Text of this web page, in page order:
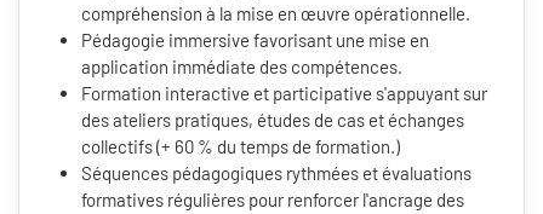
compréhension à la mise en œuvre opérationnelle.
Pédagogie immersive favorisant une mise en
application immédiate des compétences.
Formation interactive et participative s'appuyant sur
des ateliers pratiques, études de cas et échanges
collectifs (+ 60 % du temps de formation.)
Séquences pédagogiques rythmées et évaluations
formatives régulières pour renforcer l'ancrage des